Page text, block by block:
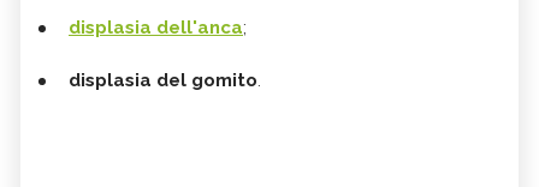
displasia dell'anca;
displasia del gomito